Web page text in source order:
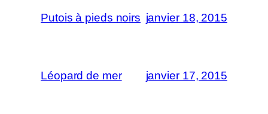
Putois à pieds noirs janvier 18, 2015
Léopard de mer janvier 17, 2015